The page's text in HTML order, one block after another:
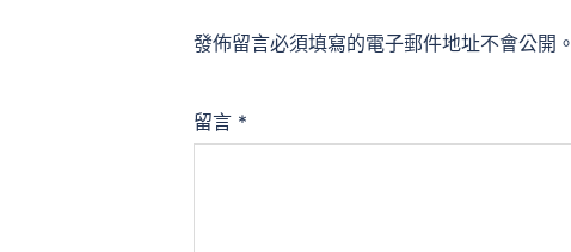
發佈留言必須填寫的電子郵件地址不會公開。
留言 *